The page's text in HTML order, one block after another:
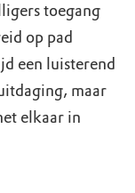
toegang
op pad
een luisterend
maar
elkaar in